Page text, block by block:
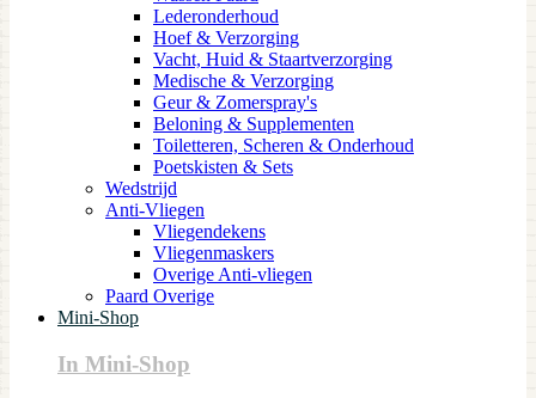
Lederonderhoud
Hoef & Verzorging
Vacht, Huid & Staartverzorging
Medische & Verzorging
Geur & Zomerspray's
Beloning & Supplementen
Toiletteren, Scheren & Onderhoud
Poetskisten & Sets
Wedstrijd
Anti-Vliegen
Vliegendekens
Vliegenmaskers
Overige Anti-vliegen
Paard Overige
Mini-Shop
In Mini-Shop